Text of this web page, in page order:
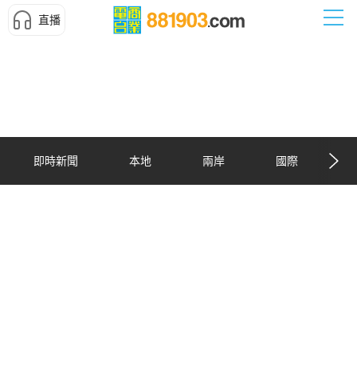
直播
即時新聞 本地 兩岸 國際